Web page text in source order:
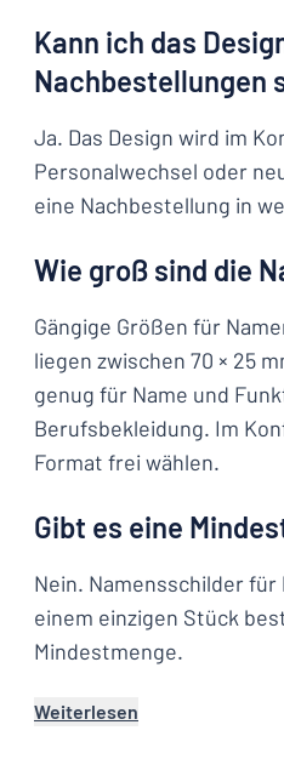
Kann ich das
Nachbestellungen
Ja. Das Design wird im
Personalwechsel oder
eine Nachbestellung in
Wie groß sind die
Gängige Größen für
liegen zwischen 70 × 25
genug für Name und
Berufsbekleidung. Im
Format frei wählen.
Gibt es eine
Nein. Namensschilder
einem einzigen Stück
Mindestmenge.
Weiterlesen